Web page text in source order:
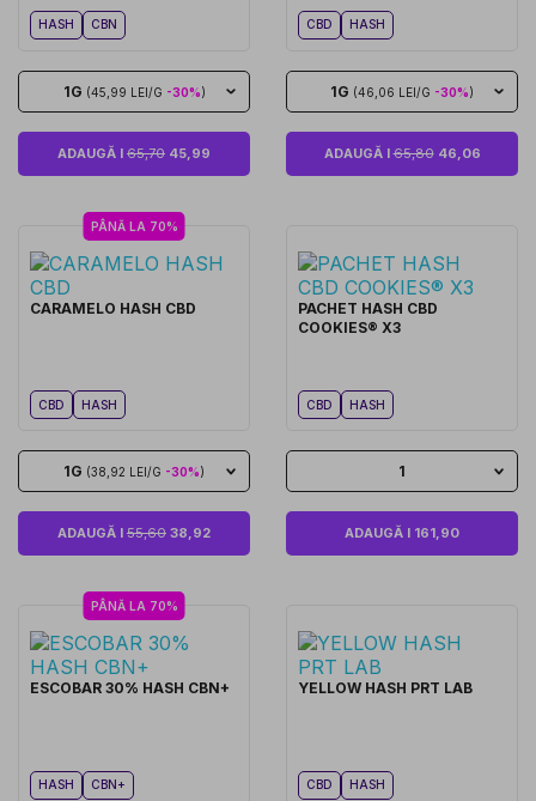
HASH CBN
1G (45,99 LEI/G -30%)
ADAUGĂ I 65,70 45,99
CBD HASH
1G (46,06 LEI/G -30%)
ADAUGĂ I65,8046,06
PÂNĂ LA 70%
CARAMELO HASH CBD
CBD HASH
1G (38,92 LEI/G -30%)
ADAUGĂ I 55,60 38,92
PACHET HASH CBD
COOKIES® X3
CBD HASH
1
ADAUGĂ I 161,90
PÂNĂ LA 70%
ESCOBAR 30% HASH CBN+
HASH CBN+
YELLOW HASH PRT LAB
CBD HASH